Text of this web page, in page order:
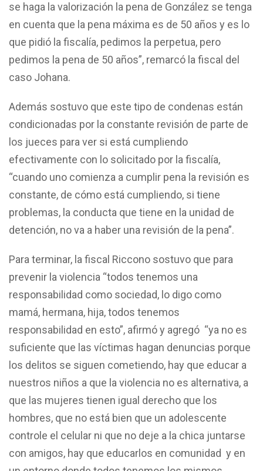
se haga la valorización la pena de González se tenga
en cuenta que la pena máxima es de 50 años y es lo
que pidió la fiscalía, pedimos la perpetua, pero
pedimos la pena de 50 años”, remarcó la fiscal del
caso Johana.
Además sostuvo que este tipo de condenas están
condicionadas por la constante revisión de parte de
los jueces para ver si está cumpliendo
efectivamente con lo solicitado por la fiscalía,
“cuando uno comienza a cumplir pena la revisión es
constante, de cómo está cumpliendo, si tiene
problemas, la conducta que tiene en la unidad de
detención, no va a haber una revisión de la pena”.
Para terminar, la fiscal Riccono sostuvo que para
prevenir la violencia “todos tenemos una
responsabilidad como sociedad, lo digo como
mamá, hermana, hija, todos tenemos
responsabilidad en esto”, afirmó y agregó “ya no es
suficiente que las víctimas hagan denuncias porque
los delitos se siguen cometiendo, hay que educar a
nuestros niños a que la violencia no es alternativa, a
que las mujeres tienen igual derecho que los
hombres, que no está bien que un adolescente
controle el celular ni que no deje a la chica juntarse
con amigos, hay que educarlos en comunidad y en